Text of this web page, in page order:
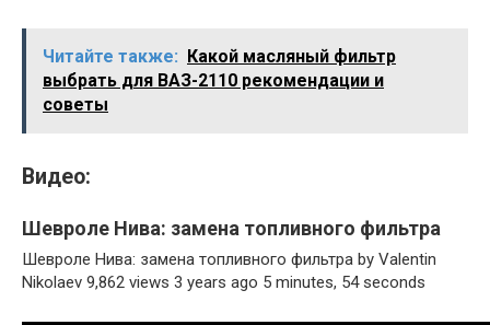
Читайте также: Какой масляный фильтр
выбрать для ВАЗ-2110 рекомендации и
советы
Видео:
Шевроле Нива: замена топливного фильтра
Шевроле Нива: замена топливного фильтра by Valentin
Nikolaev 9,862 views 3 years ago 5 minutes, 54 seconds